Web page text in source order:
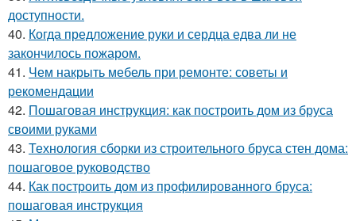
доступности.
40. Когда предложение руки и сердца едва ли не
закончилось пожаром.
41. Чем накрыть мебель при ремонте: советы и
рекомендации
42. Пошаговая инструкция: как построить дом из бруса
своими руками
43. Технология сборки из строительного бруса стен дома:
пошаговое руководство
44. Как построить дом из профилированного бруса:
пошаговая инструкция